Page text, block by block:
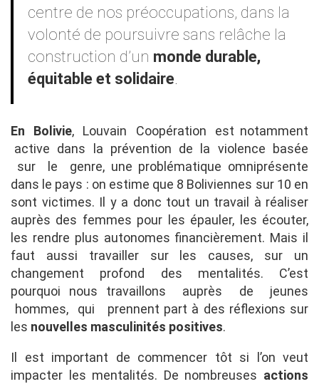
centre de nos préoccupations, dans la
volonté de poursuivre sans relâche la
construction d’un monde durable,
équitable et solidaire
En Bolivie, Louvain Coopération est notamment
active dans la prévention de la violence basée
sur le genre, une problématique omniprésente
dans le pays : on estime que 8 Boliviennes sur 10 en
sont victimes. Il y a donc tout un travail à réaliser
auprès des femmes pour les épauler, les écouter,
les rendre plus autonomes financièrement. Mais il
faut aussi travailler sur les causes, sur un
changement profond des mentalités. C’est
pourquoi nous travaillons auprès de jeunes
hommes, qui prennent part à des réflexions sur
les nouvelles masculinités positives.
Il est important de commencer tôt si l’on veut
impacter les mentalités. De nombreuses actions